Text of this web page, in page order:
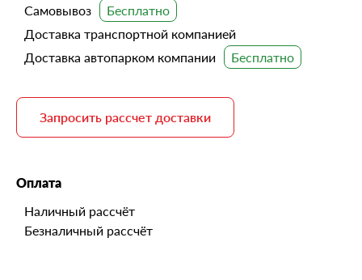
Самовывоз
Доставка транспортной компанией
Доставка автопарком компании
Запросить рассчет доставки
Оплата
Наличный рассчёт
Безналичный рассчёт